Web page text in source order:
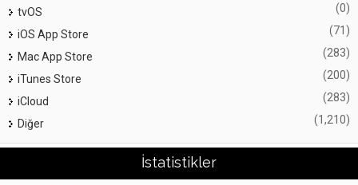
tvOS (0)
iOS App Store (71)
Mac App Store (283)
iTunes Store (200)
iCloud (283)
Diğer (1,210)
İstatistikler